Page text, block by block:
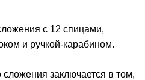
с 12 спицами,
и ручкой-карабином.
заключается в том,